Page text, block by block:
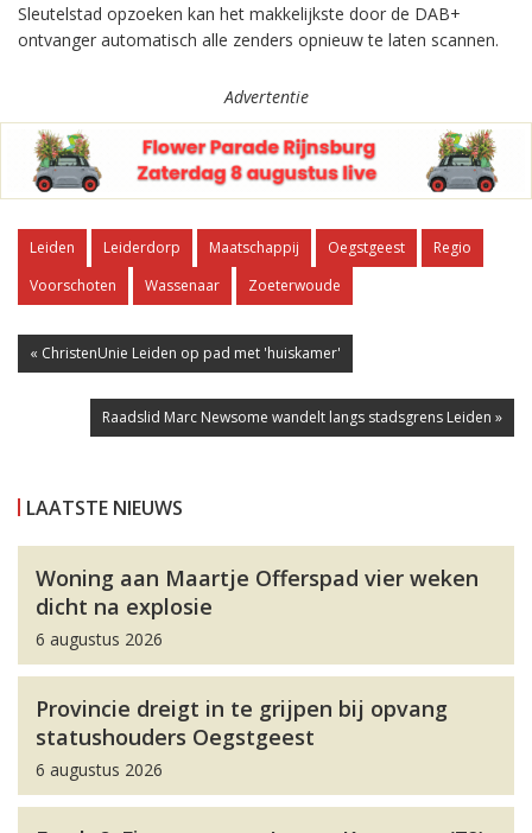
Sleutelstad opzoeken kan het makkelijkste door de DAB+
ontvanger automatisch alle zenders opnieuw te laten scannen.
Advertentie
Leiden Leiderdorp Maatschappij Oegstgeest
Regio
Voorschoten
Wassenaar Zoeterwoude
« ChristenUnie Leiden op pad met 'huiskamer'
Raadslid Marc Newsome wandelt langs stadsgrens Leiden »
LAATSTE NIEUWS
Woning aan Maartje Offerspad vier weken
dicht na explosie
6 augustus 2026
Provincie dreigt in te grijpen bij opvang
statushouders Oegstgeest
6 augustus 2026